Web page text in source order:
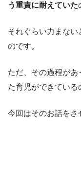
う重責に耐えていた
それぐらい力まない
のです。
ただ、その過程が
た育児ができている
今回はそのお話をさ